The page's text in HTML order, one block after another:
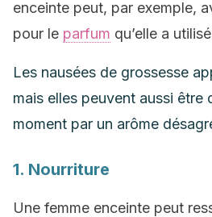
enceinte peut, par exemple,
pour le parfum qu’elle a
Les nausées de grossesse
mais elles peuvent aussi être
moment par un arôme
1. Nourriture
Une femme enceinte peut